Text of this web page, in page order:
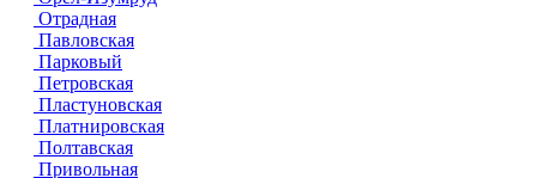
Отрадная
Павловская
Парковый
Петровская
Пластуновская
Платнировская
Полтавская
Привольная